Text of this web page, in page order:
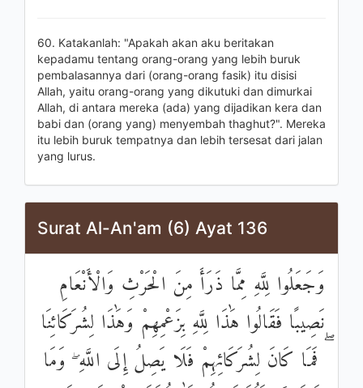
60. Katakanlah: "Apakah akan aku beritakan
kepadamu tentang orang-orang yang lebih buruk
pembalasannya dari (orang-orang fasik) itu disisi
Allah, yaitu orang-orang yang dikutuki dan dimurkai
Allah, di antara mereka (ada) yang dijadikan kera dan
babi dan (orang yang) menyembah thaghut?". Mereka
itu lebih buruk tempatnya dan lebih tersesat dari jalan
yang lurus.
Surat Al-An'am (6) Ayat 136
وَجَعَلُوا لِلَّهِ مِمَّا ذَرَأَ مِنَ الْحَرْثِ وَالْأَنْعَامِ
نَصِيبًا فَقَالُوا هَٰذَا لِلَّهِ بِزَعْمِهِمْ وَهَٰذَا لِشُرَكَائِنَا
ۖ فَمَا كَانَ لِشُرَكَائِهِمْ فَلَا يَصِلُ إِلَى اللَّهِ ۖ وَمَا